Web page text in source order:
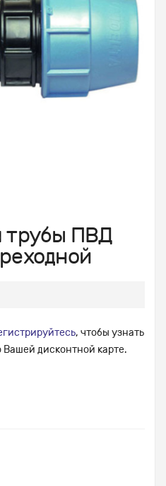
трубы ПВД
, чтобы узнать
дисконтной карте.